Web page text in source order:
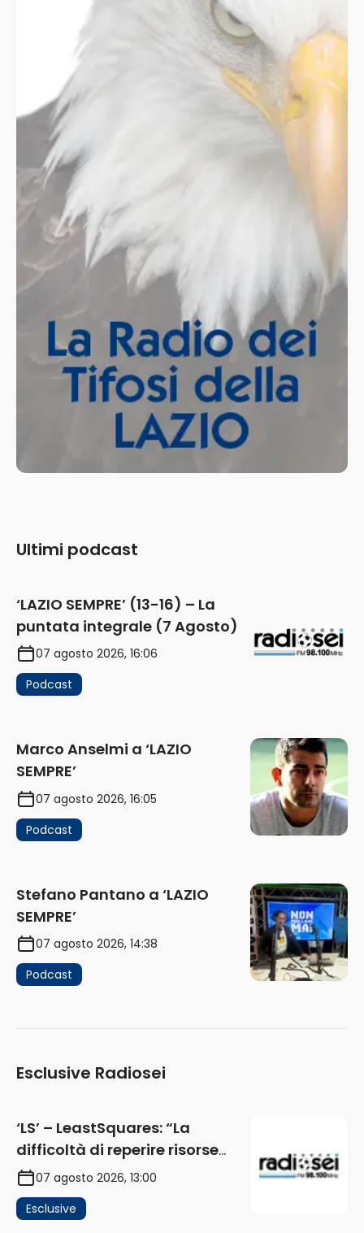
Ultimi podcast
‘LAZIO SEMPRE’ (13-16) – La
puntata integrale (7 Agosto)
07 agosto 2026, 16:06
Podcast
Marco Anselmi a ‘LAZIO
SEMPRE’
07 agosto 2026, 16:05
Podcast
Stefano Pantano a ‘LAZIO
SEMPRE’
07 agosto 2026, 14:38
Podcast
Esclusive Radiosei
‘LS’ – LeastSquares: “La
difficoltà di reperire risorse
impatta sul mercato. Senza
investimenti non arrivano i
ricavi” (AUDIO)
07 agosto 2026, 13:00
Esclusive